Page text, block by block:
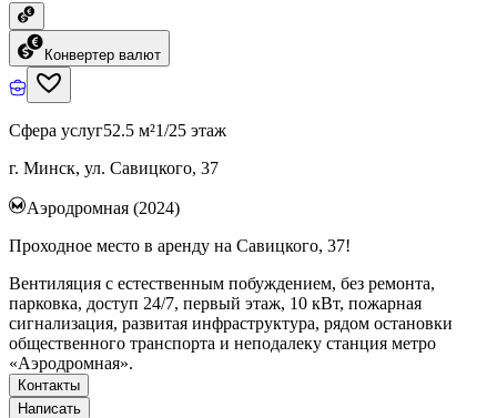
Конвертер валют
Сфера услуг52.5 м²1/25 этаж
г. Минск, ул. Савицкого, 37
Аэродромная (2024)
Проходное место в аренду на Савицкого, 37!
Вентиляция с естественным побуждением, без ремонта,
парковка, доступ 24/7, первый этаж, 10 кВт, пожарная
сигнализация, развитая инфраструктура, рядом остановки
общественного транспорта и неподалеку станция метро
«Аэродромная».
Контакты
Написать